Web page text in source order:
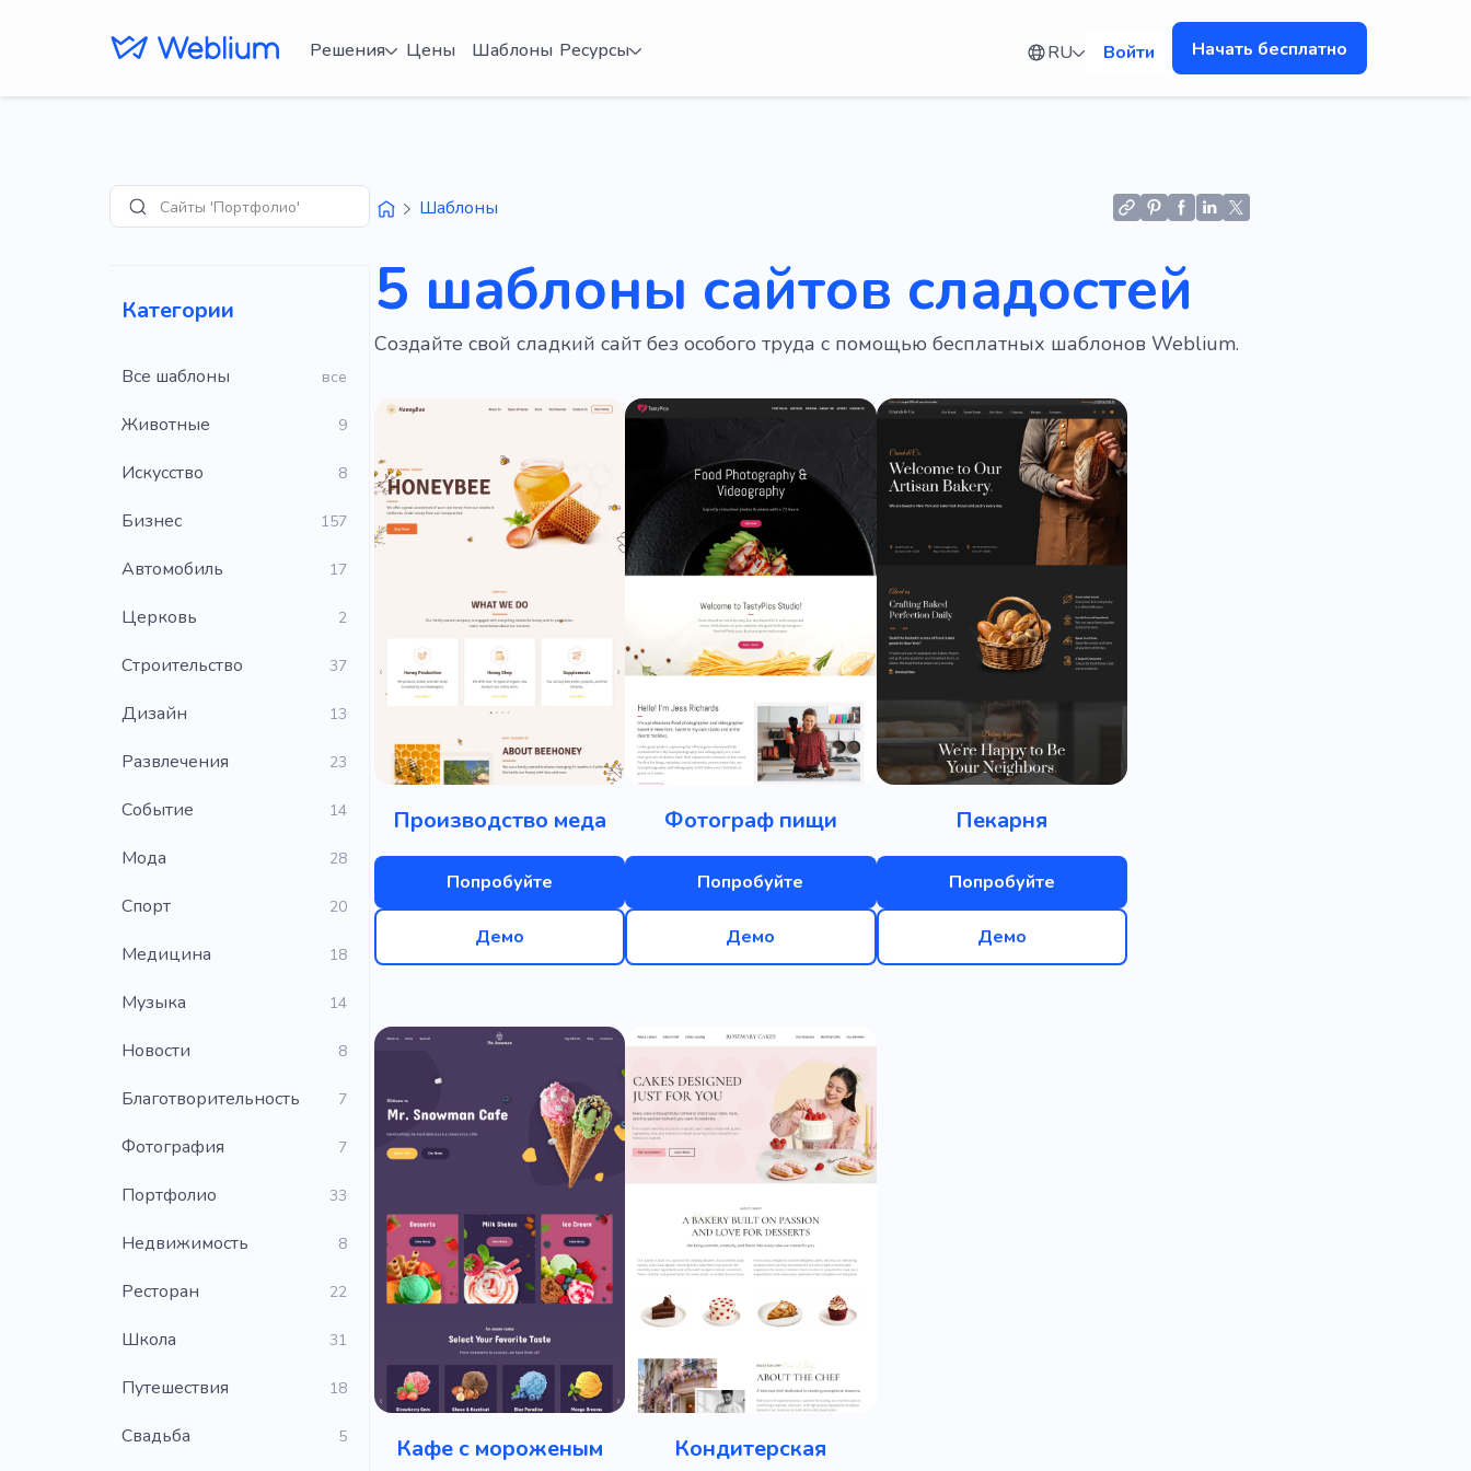
Решения Цены Шаблоны Ресурсы RU Войти Начать бесплатно
ПоискСайты 'Портфолио'
Категории
Все шаблоны все
Животные 9
Искусство 8
Бизнес 157
Автомобиль 17
Церковь 2
Строительство 37
Дизайн 13
Развлечения 23
Событие 14
Мода 28
Cпорт 20
Медицина 18
Музыка 14
Новости 8
Благотворительность 7
Фотография 7
Портфолио 33
Недвижимость 8
Ресторан 22
Школа 31
Путешествия 18
Свадьба 5
Шаблоны
5 шаблоны сайтов сладостей
Создайте свой сладкий сайт без особого труда с помощью бесплатных шаблонов Weblium.
Производство меда
Попробуйте
Демо
Фотограф пищи
Попробуйте
Демо
Пекарня
Попробуйте
Демо
Кафе с мороженым Кондитерская